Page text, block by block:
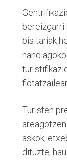
bereizgarri
bisitariak
Turisten
askok,
dituzte,